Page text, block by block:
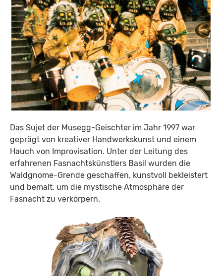
Das Sujet der Musegg-Geischter im Jahr 1997 war
geprägt von kreativer Handwerkskunst und einem
Hauch von Improvisation. Unter der Leitung des
erfahrenen Fasnachtskünstlers Basil wurden die
Waldgnome-Grende geschaffen, kunstvoll bekleistert
und bemalt, um die mystische Atmosphäre der
Fasnacht zu verkörpern.